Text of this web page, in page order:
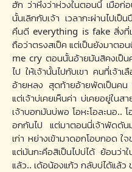
ฮัก ว่าหึงว่าห่วงในตอนนี้ เมือก่
นั้นเลิกกับเจ้า เวลากะผ่านไปเ
คึนดี everything is fake สิ่งที่เ
ถือว่าตรงสเป็ค แต่เป็นยังมาตอ
me cry ตอนนั้นอ้ายมันสิคงเป็น
ไป ให้เจ้านั้นไปกับเขา คนที่เจ้
อ้ายหลง สุดท้ายอ้ายพัดเป็นคน
แต่เจ้าบ่เคยเห็นค่า บ่เคยอยู่ใน
เจ้าบอกมันบ่พอ โอหะโอละนอ..
อกกันไป แต่มาตอนนี่เจ้าพัดดัน
เก่า หย่างเข้ามาดอกโอบกอด ใ
แต่มันกะคึอสิเป็นไปบ่ได้ ย้อนว่
แล้ว.. เด้อน้องแก้ว กลับบ่ได้แล้ว